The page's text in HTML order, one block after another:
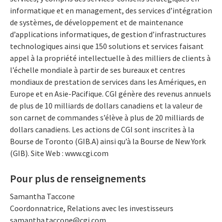
informatique et en management, des services d’intégration
de systèmes, de développement et de maintenance
d’applications informatiques, de gestion d’infrastructures
technologiques ainsi que 150 solutions et services faisant
appel à la propriété intellectuelle à des milliers de clients à
l’échelle mondiale à partir de ses bureaux et centres
mondiaux de prestation de services dans les Amériques, en
Europe et en Asie-Pacifique. CGI génère des revenus annuels
de plus de 10 milliards de dollars canadiens et la valeur de
son carnet de commandes s’élève à plus de 20 milliards de
dollars canadiens. Les actions de CGI sont inscrites à la
Bourse de Toronto (GIB.A) ainsi qu’à la Bourse de New York
(GIB). Site Web : www.cgi.com
Pour plus de renseignements
Samantha Taccone
Coordonnatrice, Relations avec les investisseurs
samantha.taccone@cgi.com